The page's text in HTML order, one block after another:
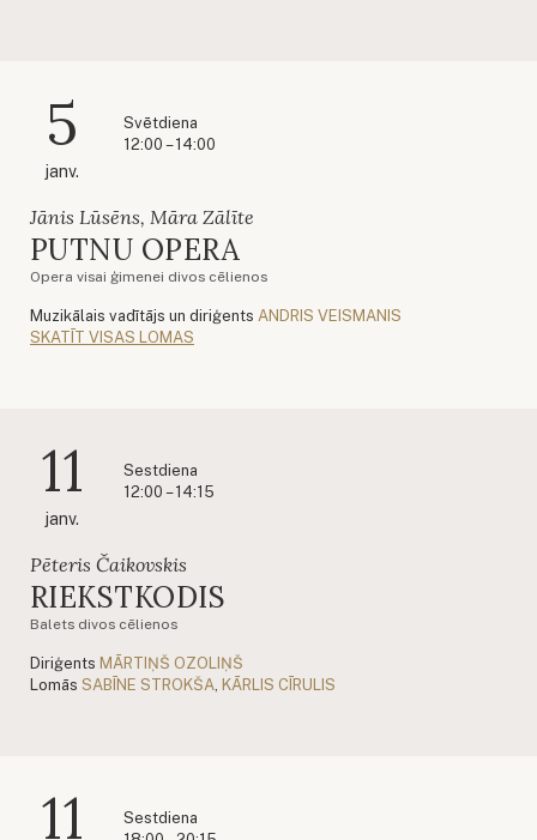
5
janv.
Svētdiena
12:00 – 14:00
Jānis Lūsēns, Māra Zālīte
PUTNU OPERA
Opera visai ģimenei divos cēlienos
Muzikālais vadītājs un diriģents ANDRIS VEISMANIS
SKATĪT VISAS LOMAS
11
janv.
Sestdiena
12:00 – 14:15
Pēteris Čaikovskis
RIEKSTKODIS
Balets divos cēlienos
Diriģents MĀRTIŅŠ OZOLIŅŠ
Lomās SABĪNE STROKŠA KĀRLIS CĪRULIS
11
Sestdiena